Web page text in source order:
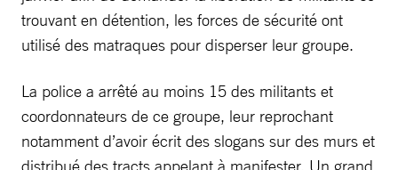
trouvant en détention, les forces de sécurité ont
utilisé des matraques pour disperser leur groupe.
La police a arrêté au moins 15 des militants et
coordonnateurs de ce groupe, leur reprochant
notamment d’avoir écrit des slogans sur des murs et
distribué des tracts appelant à manifester. Un grand